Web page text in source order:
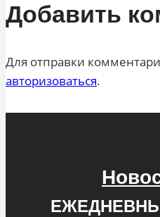
Добавить
Для отправки
авторизоваться.